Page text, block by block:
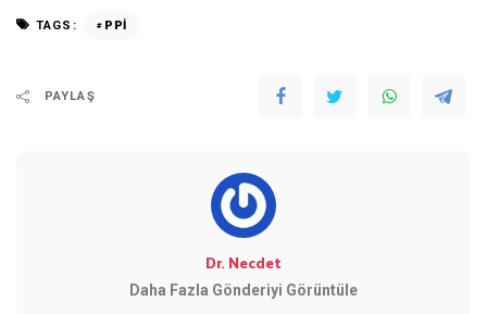
TAGS: PPİ
PAYLAŞ
Dr. Necdet
Daha Fazla Gönderiyi Görüntüle